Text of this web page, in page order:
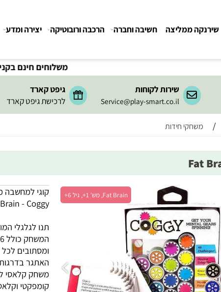
משלוחים חינם בקנייה מעל
שירות לקוחות
Service@play-smart.co.il
גיפט קארד
לרכישת גיפט קארד
ממליצה חשיבה וחברה הרכבה ורובוטיקה יצירה ומדע
חידות
Fat Brain, מש' 1+, גיל 6+
קוגי למחשבה
Fat Brain - Coggy
תנו לגלגלי
המשחק כולל 16 גלגלי שיניים,צד צבעוני וצד שחור לבן,
ומסתובים לכל כיוון
האתגר בדרגות
משחק קלאסי